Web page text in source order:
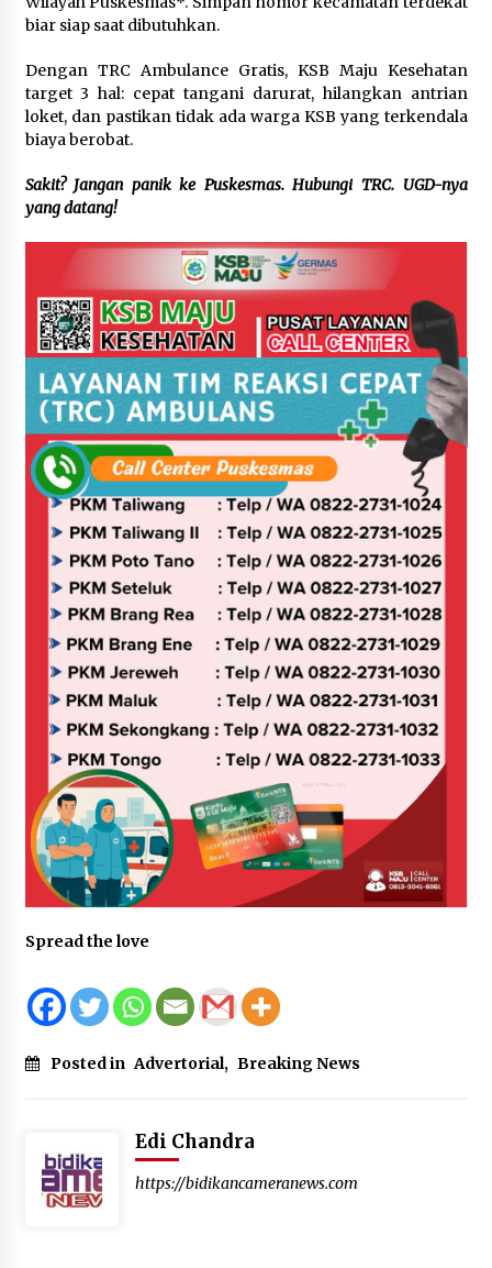
biar siap saat dibutuhkan.
Dengan TRC Ambulance Gratis, KSB Maju Kesehatan
target 3 hal: cepat tangani darurat, hilangkan antrian
loket, dan pastikan tidak ada warga KSB yang terkendala
biaya berobat.
Sakit? Jangan panik ke Puskesmas. Hubungi TRC. UGD-nya
yang datang!
Spread the love
Posted in Advertorial, Breaking News
Edi Chandra
https://bidikancameranews.com